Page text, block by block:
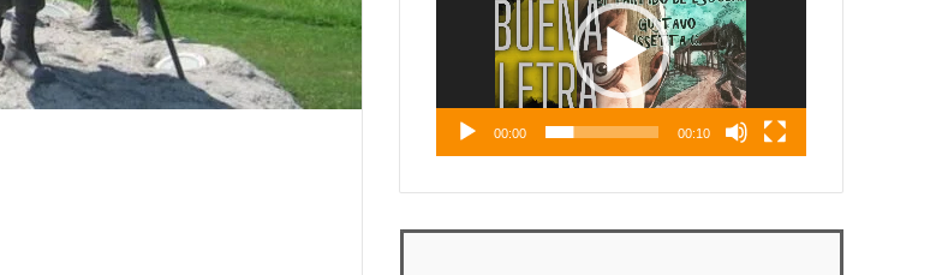
00:00 00:10